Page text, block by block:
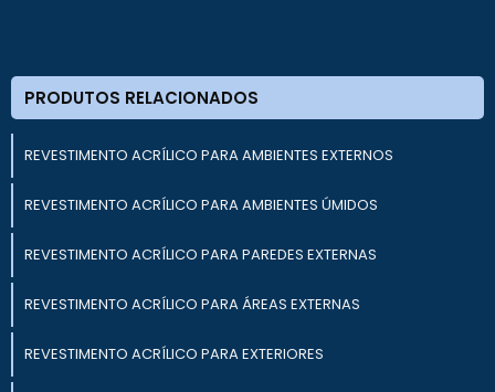
PRODUTOS RELACIONADOS
REVESTIMENTO ACRÍLICO PARA AMBIENTES EXTERNOS
REVESTIMENTO ACRÍLICO PARA AMBIENTES ÚMIDOS
REVESTIMENTO ACRÍLICO PARA PAREDES EXTERNAS
REVESTIMENTO ACRÍLICO PARA ÁREAS EXTERNAS
REVESTIMENTO ACRÍLICO PARA EXTERIORES